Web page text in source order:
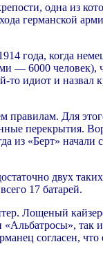
одна из
германской
года, когда
— 6000
идиот и
правилам. Для
перекрытия.
«Берт» начали
двух
17 батарей.
Лощеный
так
согласен, что